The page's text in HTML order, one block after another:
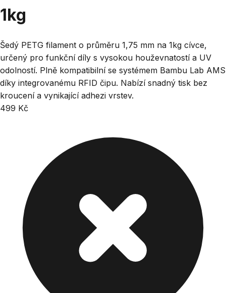
1kg
Šedý PETG filament o průměru 1,75 mm na 1kg cívce,
určený pro funkční díly s vysokou houževnatostí a UV
odolností. Plně kompatibilní se systémem Bambu Lab AMS
díky integrovanému RFID čipu. Nabízí snadný tisk bez
kroucení a vynikající adhezi vrstev.
499 Kč